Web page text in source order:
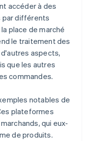
accéder à des
par différents
place de marché
le traitement des
aspects,
que les autres
commandes.
notables de
plateformes
qui eux-
de produits.